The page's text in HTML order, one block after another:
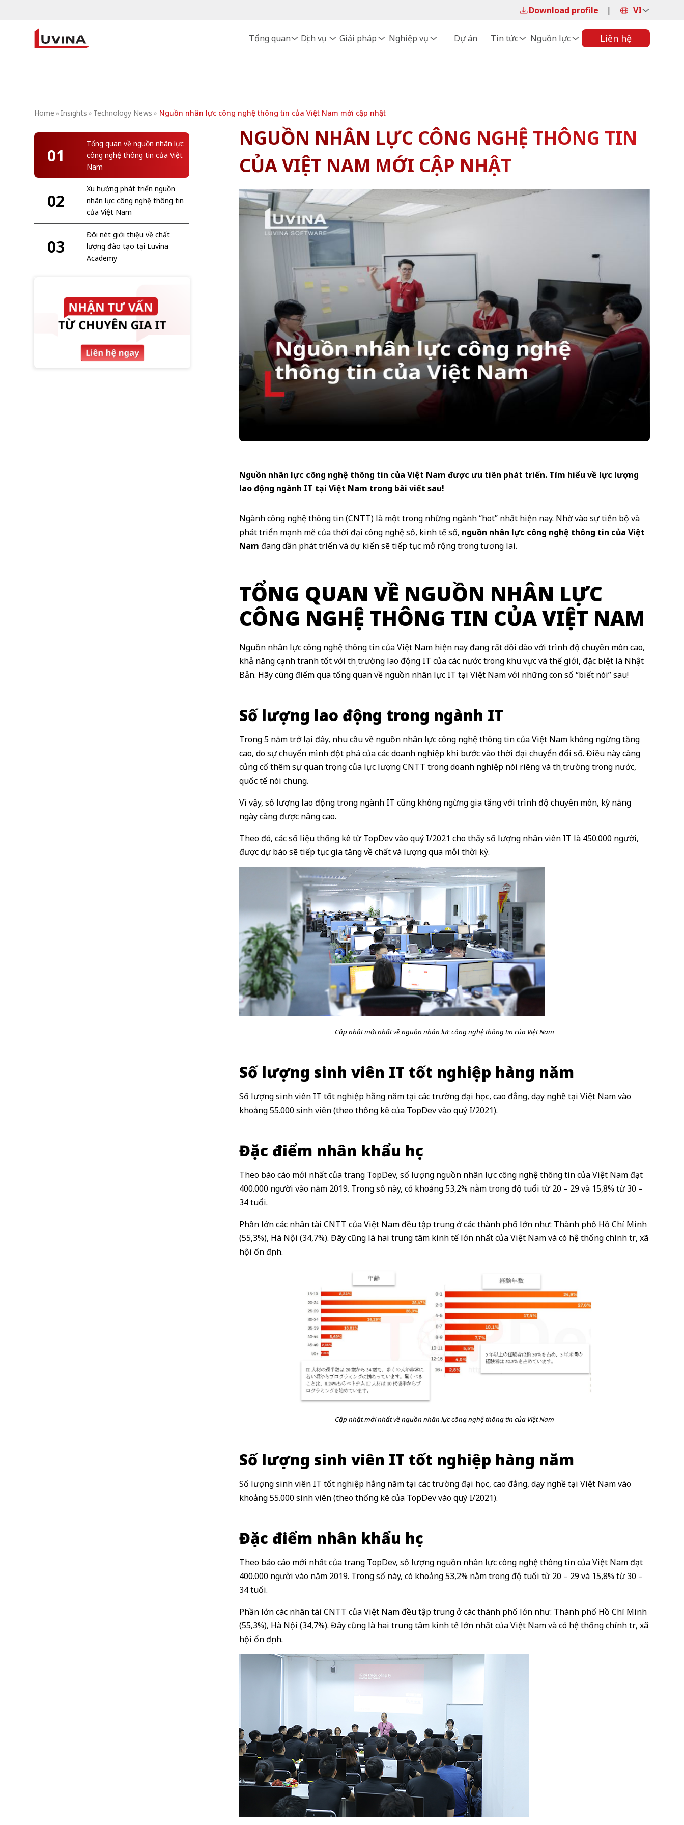
Download profile | VI
Tổng quan Dịch vụ Giải pháp Nghiệp vụ Dự án Tin tức Nguồn lực Liên hệ
Home »Insights » Technology News » Nguồn nhân lực công nghệ thông tin của Việt Nam mới cập nhật
01
Tổng quan về nguồn nhân lực
công nghệ thông tin của Việt
Nam
02
Xu hướng phát triển nguồn
nhân lực công nghệ thông tin
của Việt Nam
03
Đôi nét giới thiệu về chất
lượng đào tạo tại Luvina
Academy
NGUỒN NHÂN LỰC CÔNG NGHỆ THÔNG TIN
CỦA VIỆT NAM MỚI CẬP NHẬT
Nguồn nhân lực công nghệ thông tin của Việt Nam được ưu tiên phát triển. Tìm hiểu về lực lượng
lao động ngành IT tại Việt Nam trong bài viết sau!
Ngành công nghệ thông tin (CNTT) là một trong những ngành “hot” nhất hiện nay. Nhờ vào sự tiến bộ và
phát triển mạnh mẽ của thời đại công nghệ số, kinh tế số, nguồn nhân lực công nghệ thông tin của Việt
Nam đang dần phát triển và dự kiến sẽ tiếp tục mở rộng trong tương lai.
TỔNG QUAN VỀ NGUỒN NHÂN LỰC
CÔNG NGHỆ THÔNG TIN CỦA VIỆT NAM
Nguồn nhân lực công nghệ thông tin của Việt Nam hiện nay đang rất dồi dào với trình độ chuyên môn cao,
khả năng cạnh tranh tốt với thị trường lao động IT của các nước trong khu vực và thế giới, đặc biệt là Nhật
Bản. Hãy cùng điểm qua tổng quan về nguồn nhân lực IT tại Việt Nam với những con số “biết nói” sau!
Số lượng lao động trong ngành IT
Trong 5 năm trở lại đây, nhu cầu về nguồn nhân lực công nghệ thông tin của Việt Nam không ngừng tăng
cao, do sự chuyển mình đột phá của các doanh nghiệp khi bước vào thời đại chuyển đổi số. Điều này càng
củng cố thêm sự quan trọng của lực lượng CNTT trong doanh nghiệp nói riêng và thị trường trong nước,
quốc tế nói chung.
Vì vậy, số lượng lao động trong ngành IT cũng không ngừng gia tăng với trình độ chuyên môn, kỹ năng
ngày càng được nâng cao.
Theo đó, các số liệu thống kê từ TopDev vào quý I/2021 cho thấy số lượng nhân viên IT là 450.000 người,
được dự báo sẽ tiếp tục gia tăng về chất và lượng qua mỗi thời kỳ.
Cập nhật mới nhất về nguồn nhân lực công nghệ thông tin của Việt Nam
Số lượng sinh viên IT tốt nghiệp hàng năm
Số lượng sinh viên IT tốt nghiệp hằng năm tại các trường đại học, cao đẳng, dạy nghề tại Việt Nam vào
khoảng 55.000 sinh viên (theo thống kê của TopDev vào quý I/2021).
Đặc điểm nhân khẩu học
Theo báo cáo mới nhất của trang TopDev, số lượng nguồn nhân lực công nghệ thông tin của Việt Nam đạt
400.000 người vào năm 2019. Trong số này, có khoảng 53,2% nằm trong độ tuổi từ 20 – 29 và 15,8% từ 30 –
34 tuổi.
Phần lớn các nhân tài CNTT của Việt Nam đều tập trung ở các thành phố lớn như: Thành phố Hồ Chí Minh
(55,3%), Hà Nội (34,7%). Đây cũng là hai trung tâm kinh tế lớn nhất của Việt Nam và có hệ thống chính trị, xã
hội ổn định.
Cập nhật mới nhất về nguồn nhân lực công nghệ thông tin của Việt Nam
Số lượng sinh viên IT tốt nghiệp hàng năm
Số lượng sinh viên IT tốt nghiệp hằng năm tại các trường đại học, cao đẳng, dạy nghề tại Việt Nam vào
khoảng 55.000 sinh viên (theo thống kê của TopDev vào quý I/2021).
Đặc điểm nhân khẩu học
Theo báo cáo mới nhất của trang TopDev, số lượng nguồn nhân lực công nghệ thông tin của Việt Nam đạt
400.000 người vào năm 2019. Trong số này, có khoảng 53,2% nằm trong độ tuổi từ 20 – 29 và 15,8% từ 30 –
34 tuổi.
Phần lớn các nhân tài CNTT của Việt Nam đều tập trung ở các thành phố lớn như: Thành phố Hồ Chí Minh
(55,3%), Hà Nội (34,7%). Đây cũng là hai trung tâm kinh tế lớn nhất của Việt Nam và có hệ thống chính trị, xã
hội ổn định.